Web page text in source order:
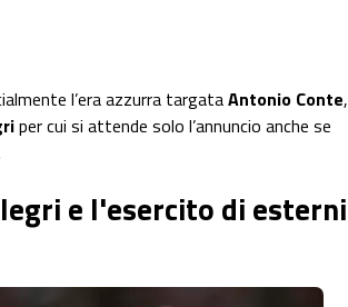
l’era azzurra targataAntonio Conte,
per cui si attende solo l’annuncio anche se
e l'esercito di esterni